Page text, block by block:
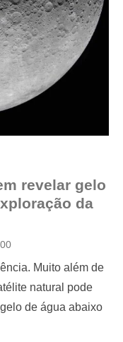
revelar gelo
da
Muito além de
natural pode
de água abaixo